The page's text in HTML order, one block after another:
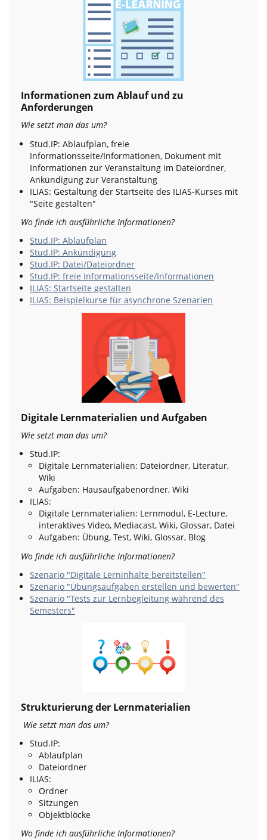
Informationen zum Ablauf und zu
Anforderungen
Wie setzt man das um?
Stud.IP: Ablaufplan, freie
Informationsseite/Informationen, Dokument mit
Informationen zur Veranstaltung im Dateiordner,
Ankündigung zur Veranstaltung
ILIAS: Gestaltung der Startseite des ILIAS-Kurses mit
"Seite gestalten"
Wo finde ich ausführliche Informationen?
Stud.IP: Ablaufplan
Stud.IP: Ankündigung
Stud.IP: Datei/Dateiordner
Stud.IP: freie Informationsseite/Informationen
ILIAS: Startseite gestalten
ILIAS: Beispielkurse für asynchrone Szenarien
Digitale Lernmaterialien und Aufgaben
Wie setzt man das um?
Stud.IP:
Digitale Lernmaterialien: Dateiordner, Literatur,
Wiki
Aufgaben: Hausaufgabenordner, Wiki
ILIAS:
Digitale Lernmaterialien: Lernmodul, E-Lecture,
interaktives Video, Mediacast, Wiki, Glossar, Datei
Aufgaben: Übung, Test, Wiki, Glossar, Blog
Wo finde ich ausführliche Informationen?
Szenario "Digitale Lerninhalte bereitstellen"
Szenario "Übungsaufgaben erstellen und bewerten"
Szenario "Tests zur Lernbegleitung während des
Semesters"
Strukturierung der Lernmaterialien
Wie setzt man das um?
Stud.IP:
Ablaufplan
Dateiordner
ILIAS:
Ordner
Sitzungen
Objektblöcke
Wo finde ich ausführliche Informationen?